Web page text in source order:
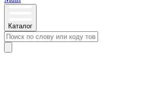
Каталог